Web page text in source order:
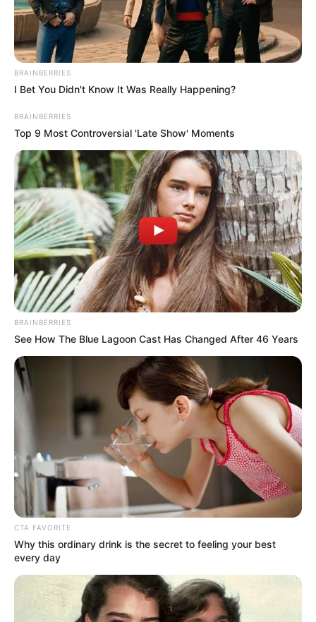
Una familia de la localidad deSotuta, en el
estado de Yucatán, se ha convertido en el
centro de atención luego de encontrar
uncenoteen su propiedad mientras realizaban
trabajos de construcción para una fosa séptica.
El descubrimiento, que ha despertado el interés
de muchos, llevó a la familia a recibir múltiples
ofertas de compra, incluida una tentadora
propuesta de un millón de dólares por parte de
compradores extranjeros. Sin embargo, a pesar
de la cantidad de dinero ofrecida, los dueños
han rechazado todas las propuestas, optando
por conservar su terreno.
BRAINBERRIES
I Bet You Didn't Know It Was Really Happening?
BRAINBERRIES
Top 9 Most Controversial 'Late Show' Moments
BRAINBERRIES
See How The Blue Lagoon Cast Has Changed After 46 Years
CTA FAVORITE
Why this ordinary drink is the secret to feeling your best
every day